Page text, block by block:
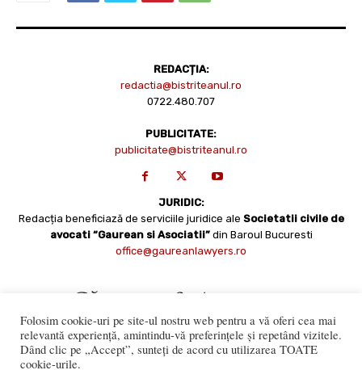
REDACȚIA:
redactia@bistriteanul.ro
0722.480.707
PUBLICITATE:
publicitate@bistriteanul.ro
JURIDIC:
Redacția beneficiază de serviciile juridice ale Societatii civile de
avocati “Gaurean si Asociatii” din Baroul Bucuresti
office@gaureanlawyers.ro
Folosim cookie-uri pe site-ul nostru web pentru a vă oferi cea mai
relevantă experiență, amintindu-vă preferințele și repetând vizitele.
Dând clic pe „Accept”, sunteți de acord cu utilizarea TOATE
cookie-urile.